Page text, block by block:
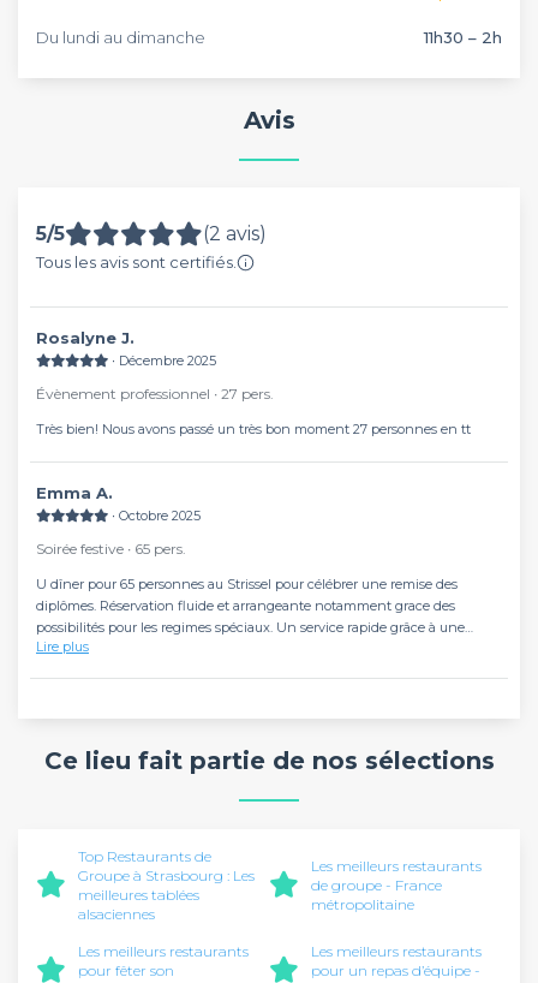
Du lundi au dimanche 11h30 – 2h
Avis
5/5 (2 avis)
Tous les avis sont certifiés.
Rosalyne J.
∙ Décembre 2025
Évènement professionnel ∙ 27 pers.
Très bien! Nous avons passé un très bon moment 27 personnes en tt
Emma A.
∙ Octobre 2025
Soirée festive ∙ 65 pers.
U dîner pour 65 personnes au Strissel pour célébrer une remise des
diplômes. Réservation fluide et arrangeante notamment grace des
possibilités pour les regimes spéciaux. Un service rapide grâce à une
équipe dynamique et accueillante. Nous avons passé une très belle soirée,
Lire plus
Ce lieu fait partie de nos sélections
Top Restaurants de
Groupe à Strasbourg : Les
meilleures tablées
alsaciennes
Les meilleurs restaurants
de groupe - France
métropolitaine
Les meilleurs restaurants
pour fêter son
Les meilleurs restaurants
pour un repas d’équipe -